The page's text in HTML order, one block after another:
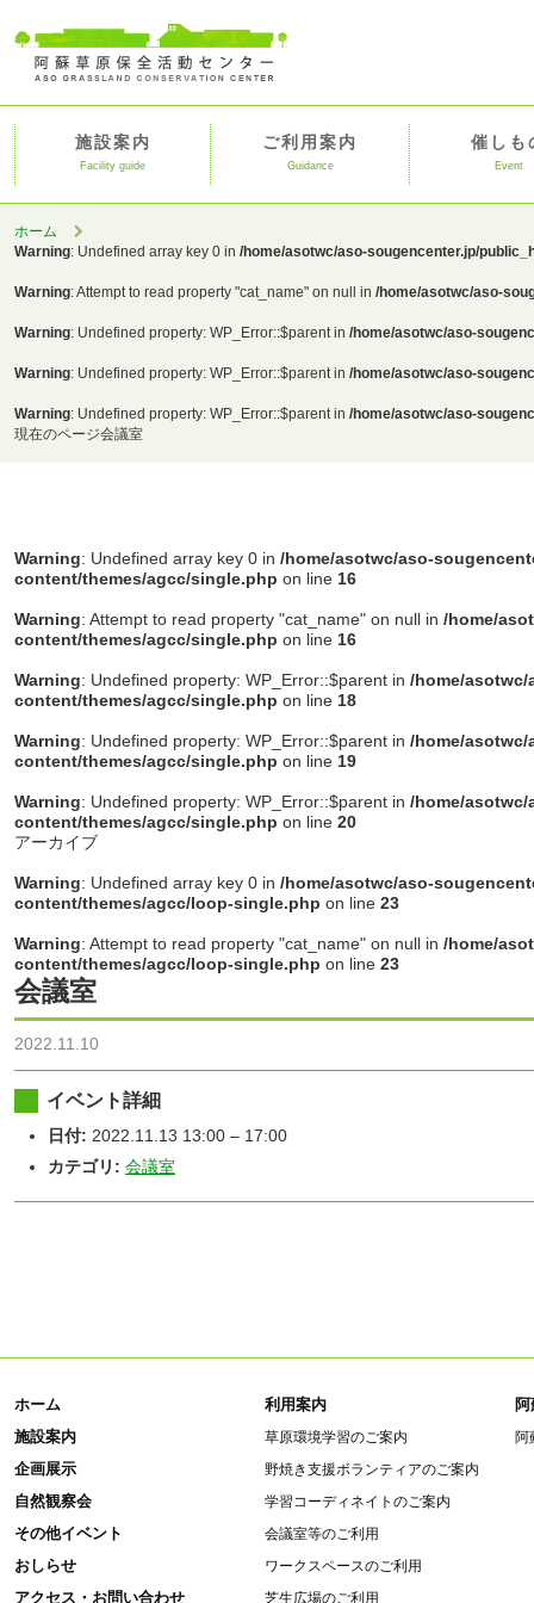
施設案内
Facility guide
ご利用案内
Guidance
催しも
Event
ホーム
Warning: Undefined array key 0 in /home/asotwc/aso-sougencenter.jp/
Warning: Attempt to read property "cat_name" on null in /home/asotwc/aso-
Warning: Undefined property: WP_Error::$parent in /home/asotwc/aso-
Warning: Undefined property: WP_Error::$parent in /home/asotwc/aso-
Warning: Undefined property: WP_Error::$parent in /home/asotwc/aso-
現在のページ会議室
Warning: Undefined array key 0 in /home/asotwc/aso-
content/themes/agcc/single.php on line 16
Warning: Attempt to read property "cat_name" on null in /home/
content/themes/agcc/single.php on line 16
Warning: Undefined property: WP_Error::$parent in /home/
content/themes/agcc/single.php on line 18
Warning: Undefined property: WP_Error::$parent in /home/
content/themes/agcc/single.php on line 19
Warning: Undefined property: WP_Error::$parent in /home/
content/themes/agcc/single.php on line 20
アーカイブ
Warning: Undefined array key 0 in /home/asotwc/aso-
content/themes/agcc/loop-single.php on line 23
Warning: Attempt to read property "cat_name" on null in /home/
content/themes/agcc/loop-single.php on line 23
会議室
2022.11.10
イベント詳細
日付: 2022.11.13 13:00 – 17:00
カテゴリ: 会議室
ホーム
施設案内
企画展示
自然観察会
その他イベント
おしらせ
アクセス・お問い合わせ
利用案内
草原環境学習のご案内
野焼き支援ボランティアのご案内
学習コーディネイトのご案内
会議室等のご利用
ワークスペースのご利用
芝生広場のご利用
阿